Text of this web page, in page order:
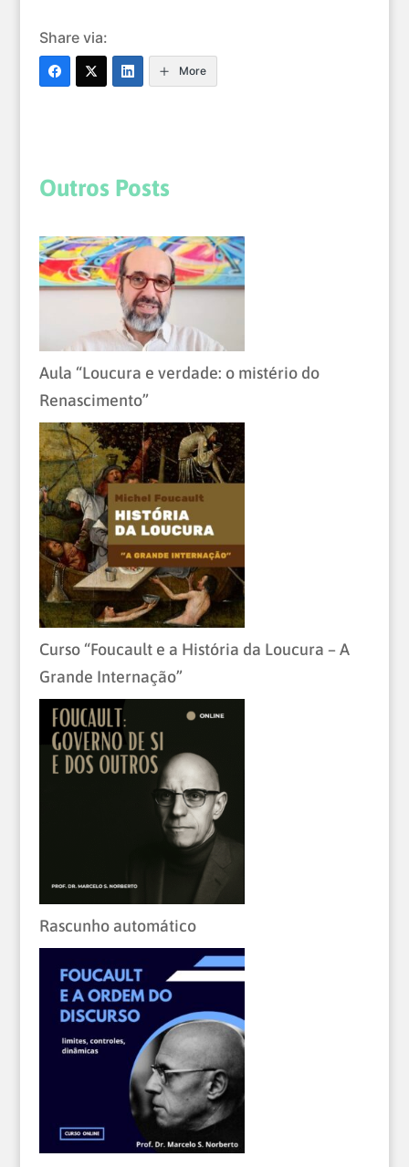
Share via:
More
Outros Posts
Aula “Loucura e verdade: o mistério do
Renascimento”
Curso “Foucault e a História da Loucura – A
Grande Internação”
Rascunho automático